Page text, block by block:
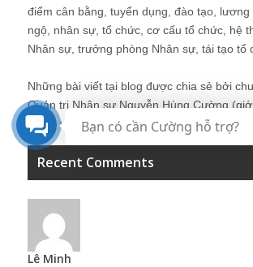
điểm cân bằng, tuyển dụng, đào tạo,
ngộ, nhân sự, tổ chức, cơ cấu tổ chức, hệ
Nhân sự, trưởng phòng Nhân sự, tái tạo tổ
Những bài viết tại blog được chia sẻ bởi
Quản trị Nhân sự Nguyễn Hùng Cường (
thành viên khác trong cộng đồng Nhân sự.
Recent Comments
Lê Minh
Bạn có cần Cường hỗ trợ?